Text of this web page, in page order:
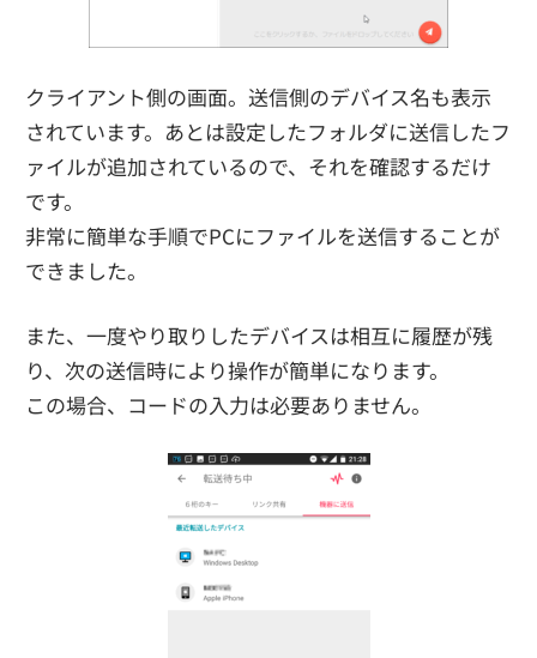
クライアント側の画面。送信側のデバイス名も表示
されています。あとは設定したフォルダに送信したフ
ァイルが追加されているので、それを確認するだけ
です。
非常に簡単な手順でPCにファイルを送信することが
できました。
また、一度やり取りしたデバイスは相互に履歴が残
り、次の送信時により操作が簡単になります。
この場合、コードの入力は必要ありません。